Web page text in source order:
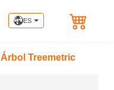
ES
Árbol Treemetric